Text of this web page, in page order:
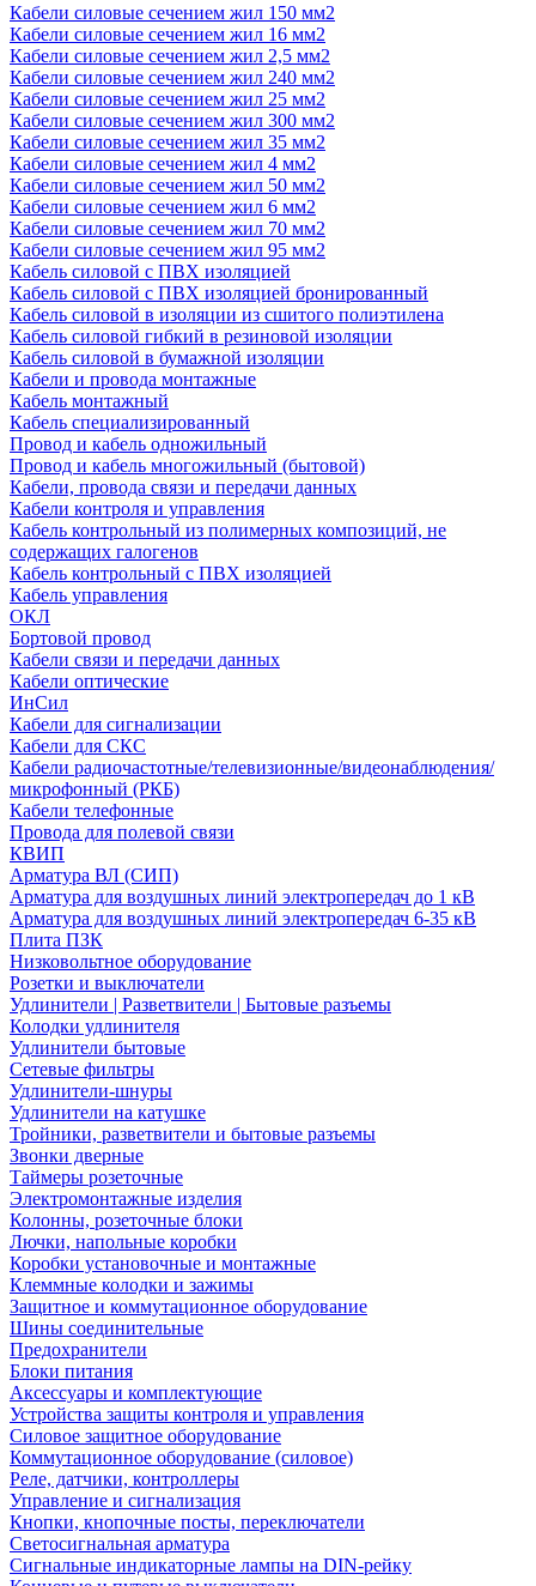
Кабели силовые сечением жил 150 мм2
Кабели силовые сечением жил 16 мм2
Кабели силовые сечением жил 2,5 мм2
Кабели силовые сечением жил 240 мм2
Кабели силовые сечением жил 25 мм2
Кабели силовые сечением жил 300 мм2
Кабели силовые сечением жил 35 мм2
Кабели силовые сечением жил 4 мм2
Кабели силовые сечением жил 50 мм2
Кабели силовые сечением жил 6 мм2
Кабели силовые сечением жил 70 мм2
Кабели силовые сечением жил 95 мм2
Кабель силовой с ПВХ изоляцией
Кабель силовой с ПВХ изоляцией бронированный
Кабель силовой в изоляции из сшитого полиэтилена
Кабель силовой гибкий в резиновой изоляции
Кабель силовой в бумажной изоляции
Кабели и провода монтажные
Кабель монтажный
Кабель специализированный
Провод и кабель одножильный
Провод и кабель многожильный (бытовой)
Кабели, провода связи и передачи данных
Кабели контроля и управления
Кабель контрольный из полимерных композиций, не
содержащих галогенов
Кабель контрольный с ПВХ изоляцией
Кабель управления
ОКЛ
Бортовой провод
Кабели связи и передачи данных
Кабели оптические
ИнСил
Кабели для сигнализации
Кабели для СКС
Кабели радиочастотные/телевизионные/видеонаблюдения/
микрофонный (РКБ)
Кабели телефонные
Провода для полевой связи
КВИП
Арматура ВЛ (СИП)
Арматура для воздушных линий электропередач до 1 кВ
Арматура для воздушных линий электропередач 6-35 кВ
Плита ПЗК
Низковольтное оборудование
Розетки и выключатели
Удлинители | Разветвители | Бытовые разъемы
Колодки удлинителя
Удлинители бытовые
Сетевые фильтры
Удлинители-шнуры
Удлинители на катушке
Тройники, разветвители и бытовые разъемы
Звонки дверные
Таймеры розеточные
Электромонтажные изделия
Колонны, розеточные блоки
Лючки, напольные коробки
Коробки установочные и монтажные
Клеммные колодки и зажимы
Защитное и коммутационное оборудование
Шины соединительные
Предохранители
Блоки питания
Аксессуары и комплектующие
Устройства защиты контроля и управления
Силовое защитное оборудование
Коммутационное оборудование (силовое)
Реле, датчики, контроллеры
Управление и сигнализация
Кнопки, кнопочные посты, переключатели
Светосигнальная арматура
Сигнальные индикаторные лампы на DIN-рейку